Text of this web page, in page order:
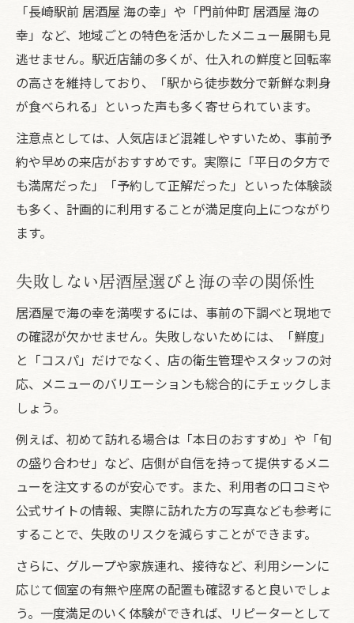
「長崎駅前 居酒屋 海の幸」や「門前仲町 居酒屋 海の
幸」など、地域ごとの特色を活かしたメニュー展開も見
逃せません。駅近店舗の多くが、仕入れの鮮度と回転率
の高さを維持しており、「駅から徒歩数分で新鮮な刺身
が食べられる」といった声も多く寄せられています。
注意点としては、人気店ほど混雑しやすいため、事前予
約や早めの来店がおすすめです。実際に「平日の夕方で
も満席だった」「予約して正解だった」といった体験談
も多く、計画的に利用することが満足度向上につながり
ます。
失敗しない居酒屋選びと海の幸の関係性
居酒屋で海の幸を満喫するには、事前の下調べと現地で
の確認が欠かせません。失敗しないためには、「鮮度」
と「コスパ」だけでなく、店の衛生管理やスタッフの対
応、メニューのバリエーションも総合的にチェックしま
しょう。
例えば、初めて訪れる場合は「本日のおすすめ」や「旬
の盛り合わせ」など、店側が自信を持って提供するメニ
ューを注文するのが安心です。また、利用者の口コミや
公式サイトの情報、実際に訪れた方の写真なども参考に
することで、失敗のリスクを減らすことができます。
さらに、グループや家族連れ、接待など、利用シーンに
応じて個室の有無や座席の配置も確認すると良いでしょ
う。一度満足のいく体験ができれば、リピーターとして